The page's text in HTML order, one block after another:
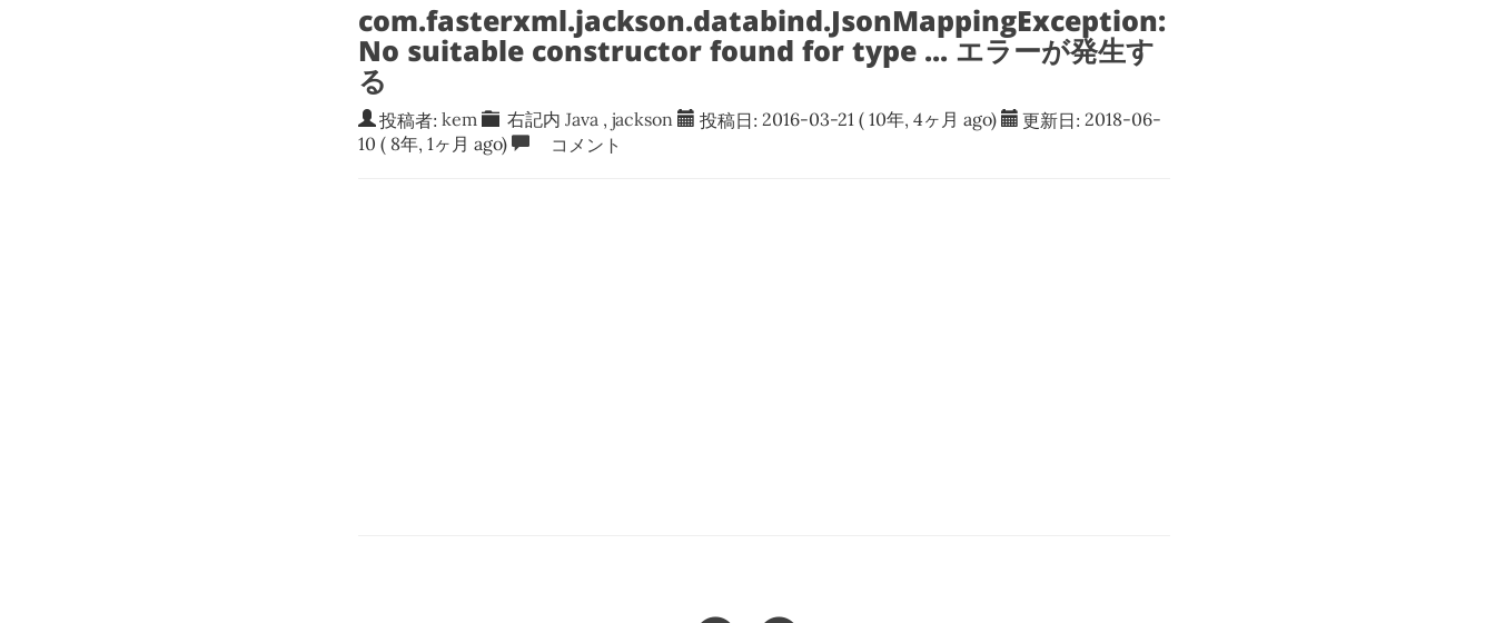
com.fasterxml.jackson.databind.JsonMappingException:
No suitable constructor found for type ... エラーが発生す
る
投稿者: kem 右記内Java ,jackson 投稿日: 2016-03-21( 10年, 4ヶ月 ago) 更新日: 2018-06-
10 ( 8年, 1ヶ月 ago) コメント